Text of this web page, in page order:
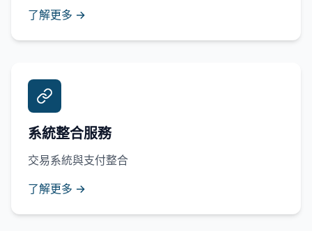
了解更多 →
系統整合服務
交易系統與支付整合
了解更多 →